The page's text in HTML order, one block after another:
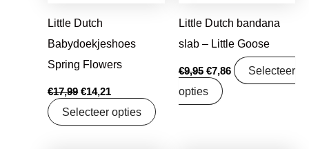
Little Dutch
Babydoekjeshoes
Spring Flowers
€17,99 €14,21
Selecteer opties
Little Dutch bandana
slab – Little Goose
€9,95 €7,86
Selecteer
opties